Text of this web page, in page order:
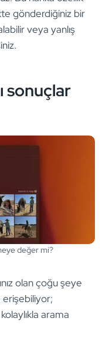
gönderdiğiniz bir
veya yanlış
sonuçlar
değer mi?
olan çoğu şeye
arama